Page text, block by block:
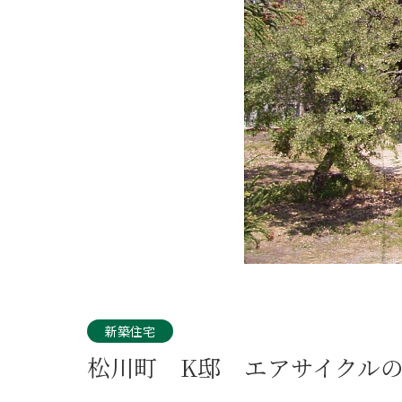
新築住宅
松川町 K邸 エアサイクル